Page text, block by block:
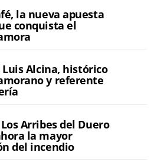
la nueva apuesta
conquista el
Luis Alcina, histórico
y referente
Arribes del Duero
la mayor
del incendio